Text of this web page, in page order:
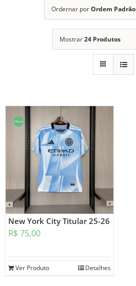
Ordernar porOrdem Padrão
Mostrar24 Produtos
Oferta!
New York City Titular 25-26
R$ 75,00
Ver Produto Detalhes